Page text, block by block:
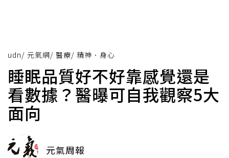
udn/ 元氣網/ 醫療/ 精神．身心
睡眠品質好不好靠感覺還是
看數據？醫曝可自我觀察5大
面向
元氣周報